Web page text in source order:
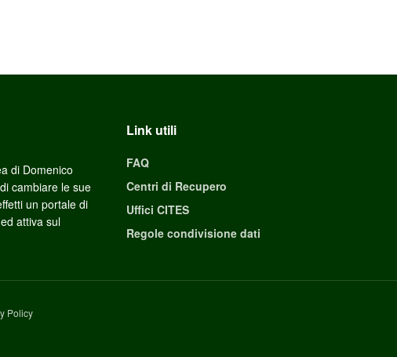
di Domenico
cambiare le sue
un portale di
attiva sul
Link utili
FAQ
Centri di Recupero
Uffici CITES
Regole condivisione dati
Policy